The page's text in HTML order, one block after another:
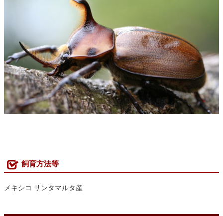
飼育方法等
メキシコ サンタマルタ産